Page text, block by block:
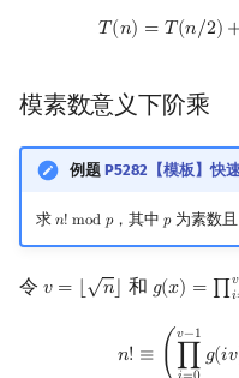
𝑇 (𝑛) = 𝑇(𝑛/2)
T(n)=T( n/2 )
模素数意义下阶乘
例题 P5282【模板】快
求 𝑛! mod𝑝
n! modp ，其中𝑝
p为素数且
令 𝑣 = ⌊
√
𝑛⌋
v =⌊n ⌋ 和 𝑔(𝑥) = ∏𝑣
𝑖
g(x)= ∏i =1v
𝑛! ≡ (
𝑣−1
∏ 𝑔(𝑖𝑣
∏i=0v